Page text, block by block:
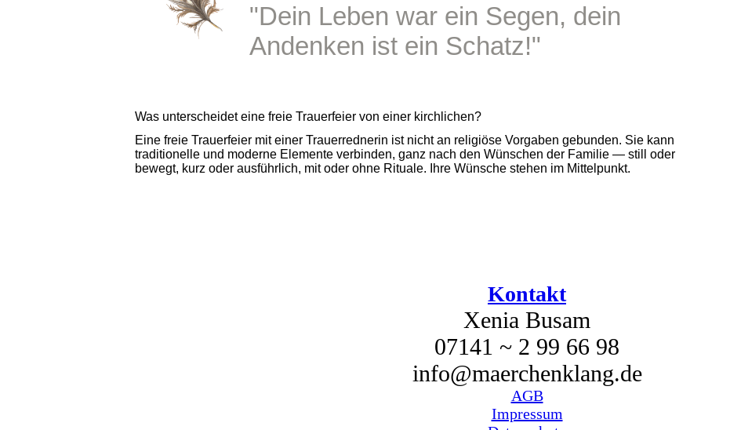
"Dein Leben war ein Segen, dein
Andenken ist ein Schatz!"
Was unterscheidet eine freie Trauerfeier von einer kirchlichen?
Eine freie Trauerfeier mit einer Trauerrednerin ist nicht an religiöse Vorgaben gebunden. Sie kann
traditionelle und moderne Elemente verbinden, ganz nach den Wünschen der Familie — still oder
bewegt, kurz oder ausführlich, mit oder ohne Rituale. Ihre Wünsche stehen im Mittelpunkt.
Kontakt
Xenia Busam
07141 ~ 2 99 66 98
info@maerchenklang.de
AGB
Impressum